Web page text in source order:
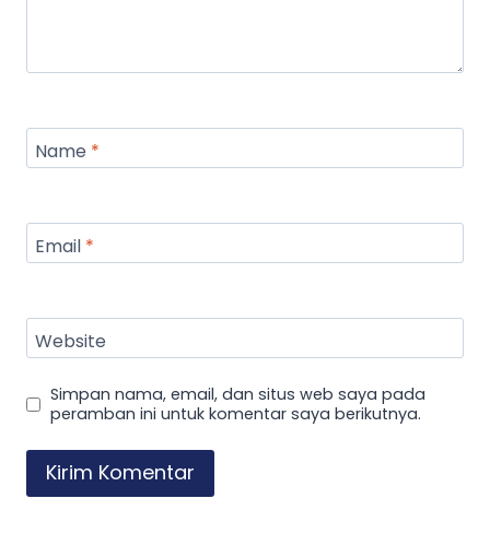
Name *
Email *
Website
Simpan nama, email, dan situs web saya pada
peramban ini untuk komentar saya berikutnya.